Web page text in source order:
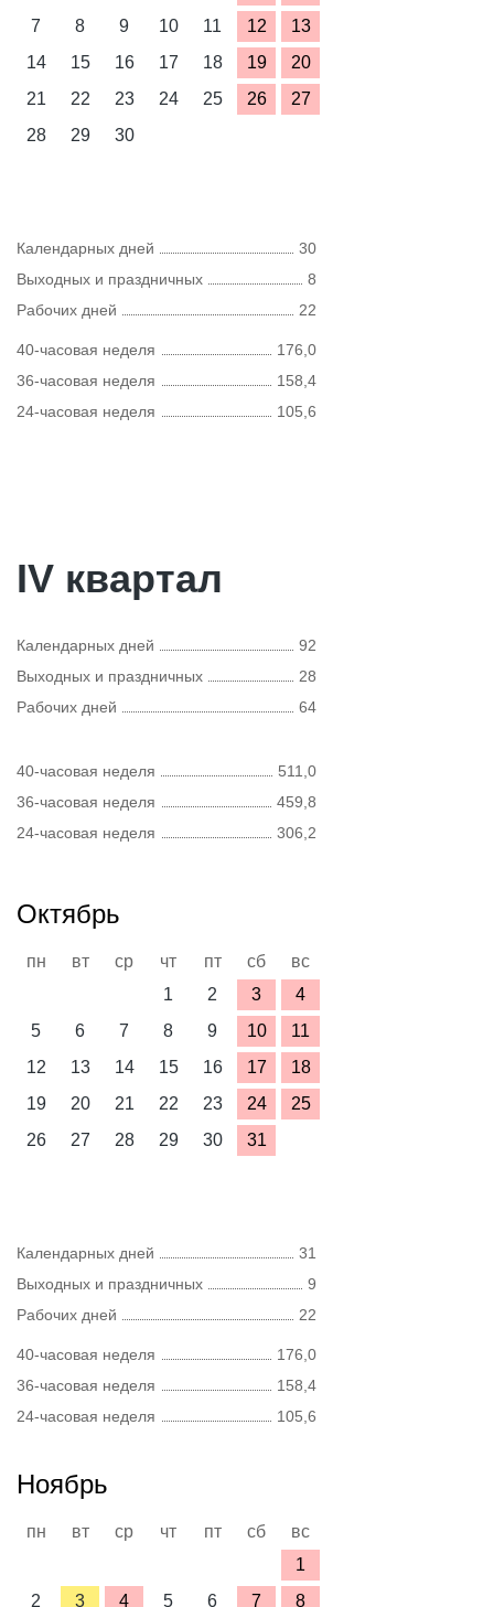
7
8 9 10 11 12
13
14
15 16 17 18 19
20
21
22 23 24 25 26
27
28
29 30
Календарных дней
30
Выходных и праздничных
8
Рабочих дней
22
40-часовая неделя
176,0
36-часовая неделя
158,4
24-часовая неделя
105,6
IV квартал
Календарных дней
92
Выходных и праздничных
28
Рабочих дней
64
40-часовая неделя
511,0
36-часовая неделя
459,8
24-часовая неделя
306,2
Октябрь
пн вт ср чт пт сб
вс
1
2 3
4
5
6 7 8 9 10
11
12
13 14 15 16 17
18
19
20 21 22 23 24
25
26
27 28 29 30 31
Календарных дней
31
Выходных и праздничных
9
Рабочих дней
22
40-часовая неделя
176,0
36-часовая неделя
158,4
24-часовая неделя
105,6
Ноябрь
пн вт ср чт пт сб
вс
1
2
3 4 5 6 7 8